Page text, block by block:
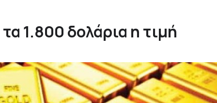
1.800 δολάρια η τιμή